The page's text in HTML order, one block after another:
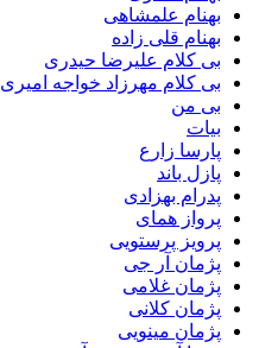
بهنام علمشاهی
بهنام قلی زاده
بی کلام علیرضا حیدری
بی کلام مهرزاد خواجه امیری
بی من
بیات
پارسا زارع
پازل باند
پدرام بهزادی
پرواز همای
پرویز پرستویی
پژمان آر جی
پژمان غلامی
پژمان کلانی
پژمان مینویی